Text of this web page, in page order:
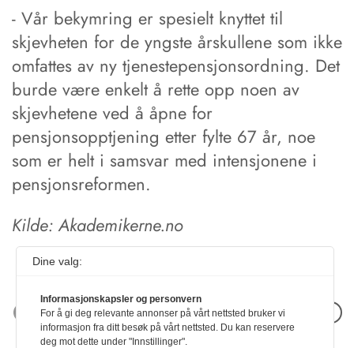
- Vår bekymring er spesielt knyttet til
skjevheten for de yngste årskullene som ikke
omfattes av ny tjenestepensjonsordning. Det
burde være enkelt å rette opp noen av
skjevhetene ved å åpne for
pensjonsopptjening etter fylte 67 år, noe
som er helt i samsvar med intensjonene i
pensjonsreformen.
Kilde: Akademikerne.no
Neste artikkel
Dine valg:
Informasjonskapsler og personvern
For å gi deg relevante annonser på vårt nettsted bruker vi
informasjon fra ditt besøk på vårt nettsted. Du kan reservere
deg mot dette under "Innstillinger".